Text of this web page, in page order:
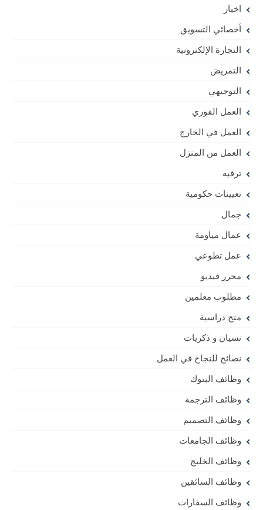
اخبار
أخصائي التسويق
التجارة الإلكترونية
التمريض
التوجيهي
العمل الفوري
العمل في الخارج
العمل من المنزل
ترفيه
تعيينات حكومية
جمال
عمال مياومة
عمل تطوعي
محرر فيديو
مطلوب معلمين
منح دراسية
نسيان و ذكريات
نصائح للنجاح في العمل
وظائف البنوك
وظائف الترجمة
وظائف التصميم
وظائف الجامعات
وظائف الخليج
وظائف السائقين
وظائف السفارات